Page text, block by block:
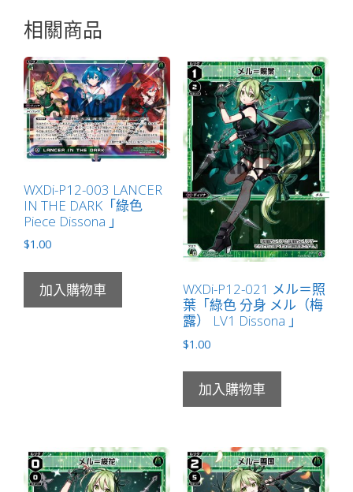
イ
イ
（艾
婭
依）
LV2
數
量
相關商品
WXDi-P12-003 LANCER
IN THE DARK「綠色
Piece Dissona 」
$1.00
加入購物車
WXDi-P12-021 メル＝照
葉「綠色 分身 メル（梅
露） LV1 Dissona 」
$1.00
加入購物車